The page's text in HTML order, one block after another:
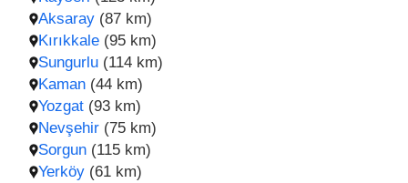
Yozgat (93 km)
Aksaray (87 km)
Nevşehir (75 km)
Kırıkkale (95 km)
Sorgun (115 km)
Sungurlu (114 km)
Yerköy (61 km)
Kaman (44 km)